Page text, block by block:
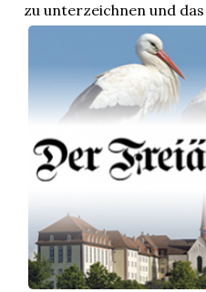
zu unterzeichnen und